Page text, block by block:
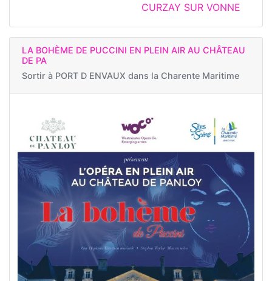
CURZAY SUR VONNE
LA BOHÈME DE PUCCINI EN PLEIN AIR AU CHÂTEAU
DE PA
Sortir à PORT D ENVAUX dans la Charente Maritime